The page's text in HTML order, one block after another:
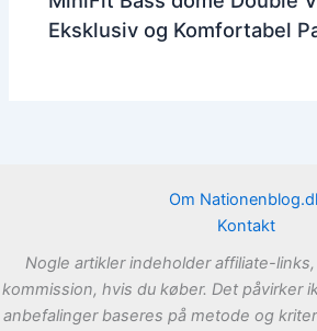
Eksklusiv og Komfortabel
Om
Kontakt
Nogle artikler indeholder affiliate-
kommission, hvis du køber. Det påvirker
anbefalinger baseres på metode og